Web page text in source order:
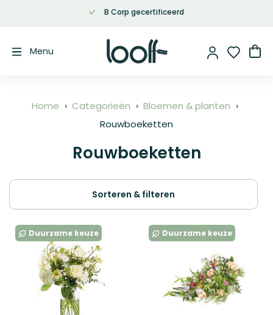
inhoud
B Corp gecertificeerd
Menu
Home Categorieën
Bloemen & planten
Rouwboeketten
Rouwboeketten
Sorteren & filteren
Duurzame keuze Duurzame keuze